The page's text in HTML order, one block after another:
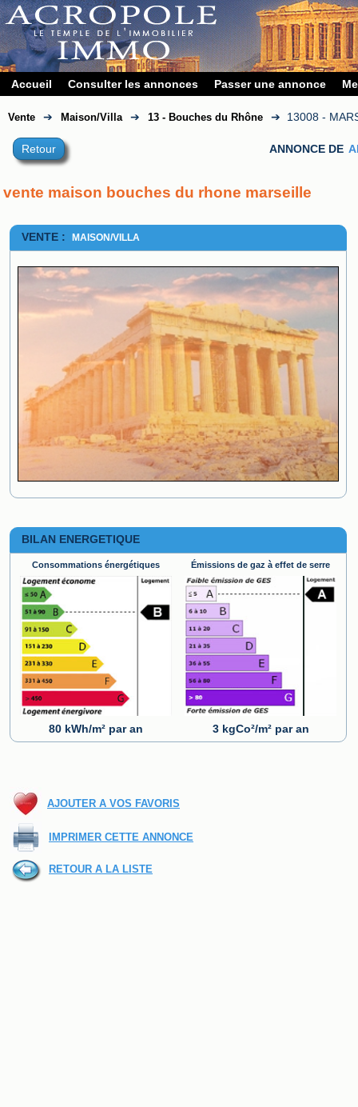
Accueil Consulter les annonces Passer une annonce
Vente ➔ Maison/Villa ➔ 13 - Bouches du Rhône ➔ 13008 -
Retour ANNONCE DE
vente maison bouches du rhone marseille
VENTE : MAISON/VILLA
BILAN ENERGETIQUE
Consommations énergétiques Émissions de gaz à effet de serre
80 kWh/m² par an 3 kgCo²/m² par an
AJOUTER A VOS FAVORIS
IMPRIMER CETTE ANNONCE
RETOUR A LA LISTE